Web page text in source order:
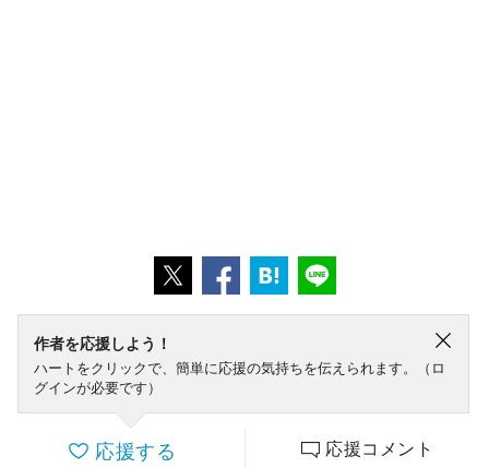
作者を応援しよう！
ハートをクリックで、簡単に応援の気持ちを伝えられます。（ロ
グインが必要です）
応援する 応援コメント